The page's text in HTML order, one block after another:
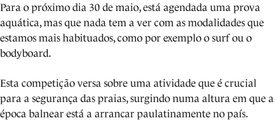
Para o próximo dia 30 de maio, está agendada uma prova
aquática, mas que nada tem a ver com as modalidades que
estamos mais habituados, como por exemplo o surf ou o
bodyboard.
Esta competição versa sobre uma atividade que é crucial
para a segurança das praias, surgindo numa altura em que a
época balnear está a arrancar paulatinamente no país.